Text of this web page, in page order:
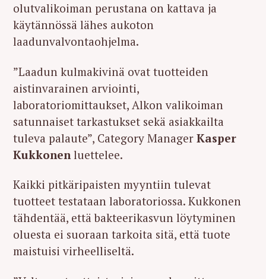
olutvalikoiman perustana on kattava ja
käytännössä lähes aukoton
laadunvalvontaohjelma.
”Laadun kulmakivinä ovat tuotteiden
aistinvarainen arviointi,
laboratoriomittaukset, Alkon valikoiman
satunnaiset tarkastukset sekä asiakkailta
tuleva palaute”, Category Manager Kasper
Kukkonen luettelee.
Kaikki pitkäripaisten myyntiin tulevat
tuotteet testataan laboratoriossa. Kukkonen
tähdentää, että bakteerikasvun löytyminen
oluesta ei suoraan tarkoita sitä, että tuote
maistuisi virheelliseltä.